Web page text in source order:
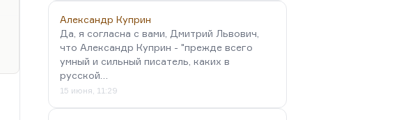
Александр Куприн
Да, я согласна с вами, Дмитрий Львович,
что Александр Куприн - "прежде всего
умный и сильный писатель, каких в
русской…
15 июня, 11:29